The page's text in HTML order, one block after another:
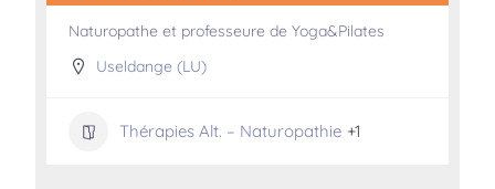
Naturopathe et professeure de Yoga&Pilates
Useldange (LU)
Thérapies Alt. – Naturopathie +1